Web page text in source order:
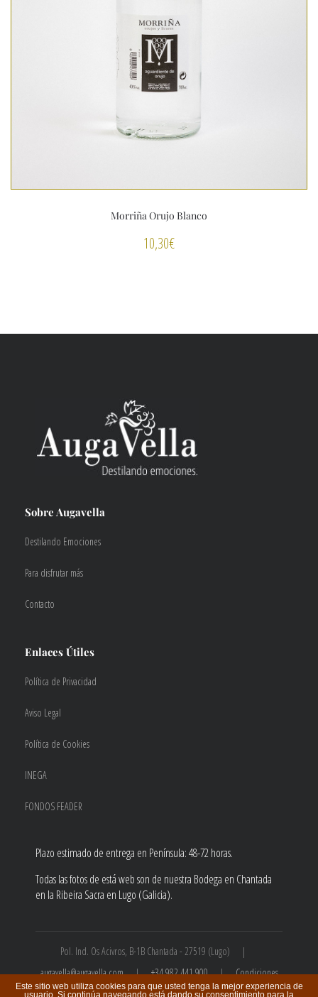
Morriña Orujo Blanco
10,30€
Sobre Augavella
Destilando Emociones
Para disfrutar más
Contacto
Enlaces Útiles
Política de Privacidad
Aviso Legal
Política de Cookies
INEGA
FONDOS FEADER
Plazo estimado de entrega en Península: 48-72 horas.
Todas las fotos de está web son de nuestra Bodega en Chantada
en la Ribeira Sacra en Lugo (Galicia).
Pol. Ind. Os Acivros, B-1B Chantada - 27519 (Lugo) |
augavella@augavella.com|+34 982 441 900|Condiciones
de compra
Este sitio web utiliza cookies para que usted tenga la mejor experiencia de
usuario. Si continúa navegando está dando su consentimiento para la